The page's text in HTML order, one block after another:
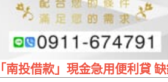
「南投借款」現金急用便利貸